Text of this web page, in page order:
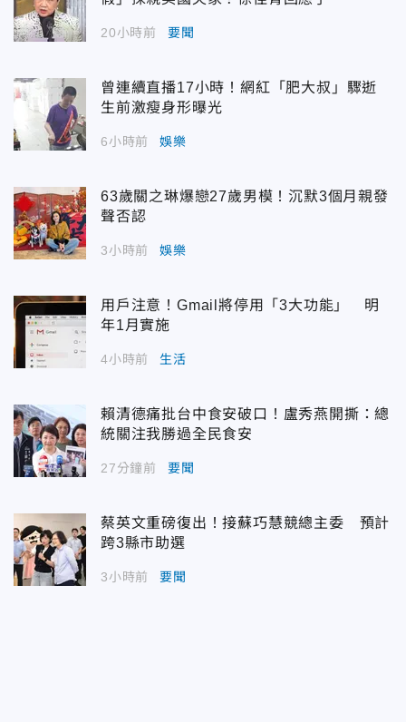
20小時前 要聞
曾連續直播17小時！網紅「肥大叔」驟逝
生前激瘦身形曝光
6小時前 娛樂
63歲關之琳爆戀27歲男模！沉默3個月親發
聲否認
3小時前 娛樂
用戶注意！Gmail將停用「3大功能」 明
年1月實施
4小時前 生活
賴清德痛批台中食安破口！盧秀燕開撕：總
統關注我勝過全民食安
27分鐘前 要聞
蔡英文重磅復出！接蘇巧慧競總主委 預計
跨3縣市助選
3小時前 要聞